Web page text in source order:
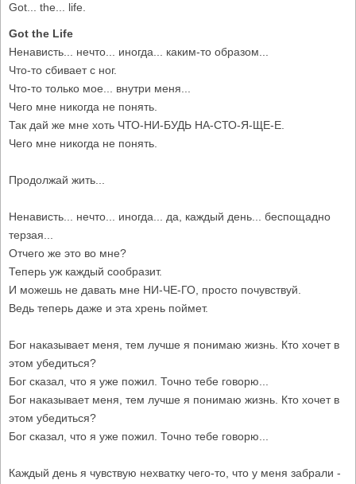
Got... the... life.
Got the Life
Ненависть... нечто... иногда... каким-то образом...
Что-то сбивает с ног.
Что-то только мое... внутри меня...
Чего мне никогда не понять.
Так дай же мне хоть ЧТО-НИ-БУДЬ НА-СТО-Я-ЩЕ-Е.
Чего мне никогда не понять.
Продолжай жить...
Ненависть... нечто... иногда... да, каждый день... беспощадно
терзая...
Отчего же это во мне?
Теперь уж каждый сообразит.
И можешь не давать мне НИ-ЧЕ-ГО, просто почувствуй.
Ведь теперь даже и эта хрень поймет.
Бог наказывает меня, тем лучше я понимаю жизнь. Кто хочет в
этом убедиться?
Бог сказал, что я уже пожил. Точно тебе говорю...
Бог наказывает меня, тем лучше я понимаю жизнь. Кто хочет в
этом убедиться?
Бог сказал, что я уже пожил. Точно тебе говорю...
Каждый день я чувствую нехватку чего-то, что у меня забрали -